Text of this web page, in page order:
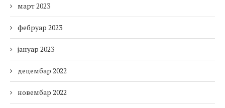
март 2023
фебруар 2023
јануар 2023
децембар 2022
новембар 2022